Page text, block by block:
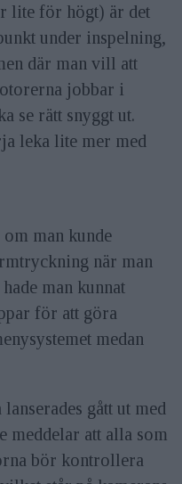
lite för högt) är det
under inspelning,
där man vill att
jobbar i
se rätt snyggt ut.
leka lite mer med
man kunde
när man
man kunnat
för att göra
medan
gått ut med
meddelar att alla som
bör kontrollera